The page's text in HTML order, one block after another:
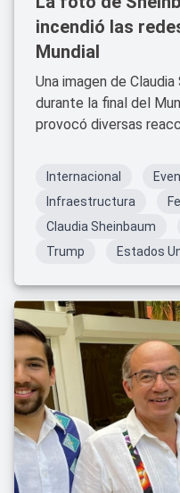
incendió las
Mundial
Una imagen de
durante la final del
provocó diversas
Internacional
Infraestructura
Claudia Sheinbaum
Trump
Estados